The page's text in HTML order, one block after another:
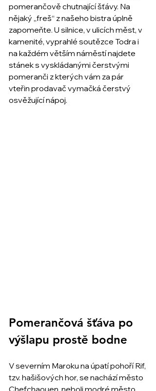
pomerančově chutnající šťávy. Na
nějaký „freš“ z našeho bistra úplně
zapomeňte. U silnice, v ulicích měst, v
kamenité, vyprahlé soutězce Todra i
na každém větším náměstí najdete
stánek s vyskládanými čerstvými
pomeranči z kterých vám za pár
vteřin prodavač vymačká čerstvý
osvěžující nápoj.
Pomerančová šťáva po
výšlapu prostě bodne
V severním Maroku na úpatí pohoří Rif,
tzv. hašišových hor, se nachází město
Chefchaouen, neboli modré město.